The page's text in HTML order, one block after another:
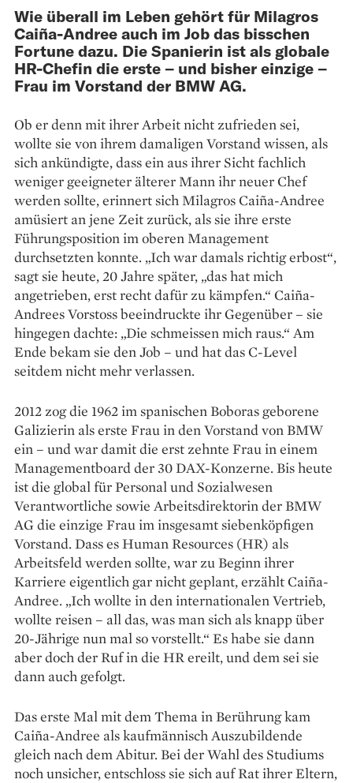
Wie überall im Leben gehört für Milagros
Caiña-Andree auch im Job das bisschen
Fortune dazu. Die Spanierin ist als globale
HR-Chefin die erste – und bisher einzige –
Frau im Vorstand der BMW AG.
Ob er denn mit ihrer Arbeit nicht zufrieden sei,
wollte sie von ihrem damaligen Vorstand wissen, als
sich ankündigte, dass ein aus ihrer Sicht fachlich
weniger geeigneter älterer Mann ihr neuer Chef
werden sollte, erinnert sich Milagros Caiña-Andree
amüsiert an jene Zeit zurück, als sie ihre erste
Führungsposition im oberen Management
durchsetzten konnte. „Ich war damals richtig erbost“,
sagt sie heute, 20 Jahre später, „das hat mich
angetrieben, erst recht dafür zu kämpfen.“ Caiña-
Andrees Vorstoss beeindruckte ihr Gegenüber – sie
hingegen dachte: „Die schmeissen mich raus.“ Am
Ende bekam sie den Job – und hat das C-Level
seitdem nicht mehr verlassen.
2012 zog die 1962 im spanischen Boboras geborene
Galizierin als erste Frau in den Vorstand von BMW
ein – und war damit die erst zehnte Frau in einem
Manage­mentboard der 30 DAX-Konzerne. Bis heute
ist die global für Personal und Sozial­wesen
Verantwortliche sowie Arbeits­direktorin der BMW
AG die einzige Frau im insgesamt siebenköpfigen
Vorstand. Dass es Human Resources (HR) als
Arbeitsfeld werden sollte, war zu Beginn ihrer
Karriere eigentlich gar nicht geplant, erzählt Caiña-
Andree. „Ich wollte in den inter­nationalen Vertrieb,
wollte reisen – all das, was man sich als knapp über
20-Jährige nun mal so vorstellt.“ Es habe sie dann
aber doch der Ruf in die HR ereilt, und dem sei sie
dann auch gefolgt.
Das erste Mal mit dem Thema in Berührung kam
Caiña-Andree als kaufmännisch Auszubildende
gleich nach dem Abitur. Bei der Wahl des Studiums
noch unsicher, entschloss sie sich auf Rat ihrer Eltern,